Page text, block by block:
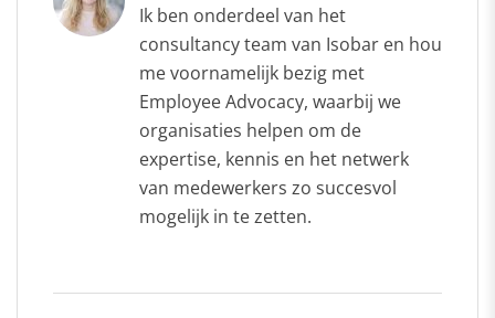
Ik ben onderdeel van het
consultancy team van Isobar en hou
me voornamelijk bezig met
Employee Advocacy, waarbij we
organisaties helpen om de
expertise, kennis en het netwerk
van medewerkers zo succesvol
mogelijk in te zetten.